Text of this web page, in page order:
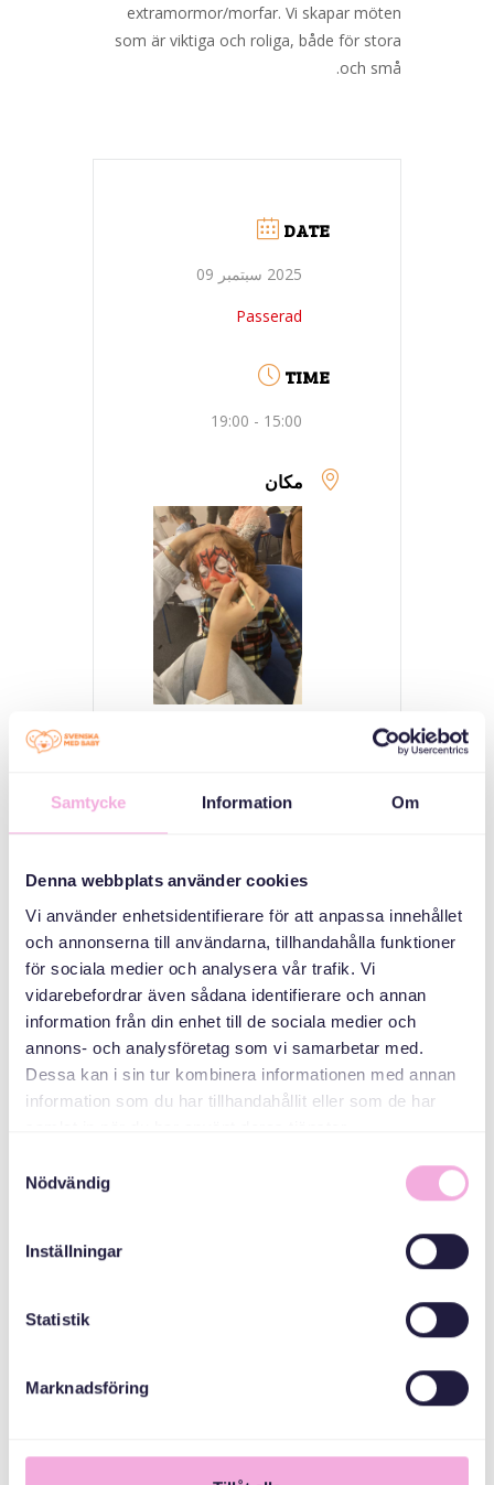
Samtycke Information Om
Denna webbplats använder cookies
Vi använder enhetsidentifierare för att anpassa innehållet
och annonserna till användarna, tillhandahålla funktioner
för sociala medier och analysera vår trafik. Vi
vidarebefordrar även sådana identifierare och annan
information från din enhet till de sociala medier och
annons- och analysföretag som vi samarbetar med.
Dessa kan i sin tur kombinera informationen med annan
information som du har tillhandahållit eller som de har
Nödvändig
Inställningar
Statistik
Marknadsföring
extramormor/morfar. Vi skapar möten
som är viktiga och roliga, både för stora
och små.
DATE
2025 سبتمبر 09
Passerad
TIME
15:00 - 19:00
مكان
Mötesplats -
Welcome house
منظم
Stockholms Stad